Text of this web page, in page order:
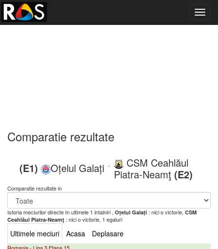
Comparatie rezultate
(E1) Oțelul Galați -
CSM Ceahlăul
Piatra-Neamţ (E2)
Comparatie rezultate in
Istoria meciurilor directe In ultimele 1 intalniri , Oțelul Galați : nici o victorie, CSM
Ceahlăul Piatra-Neamţ : nici o victorie, 1 egaluri
Ultimele meciuri Acasa Deplasare